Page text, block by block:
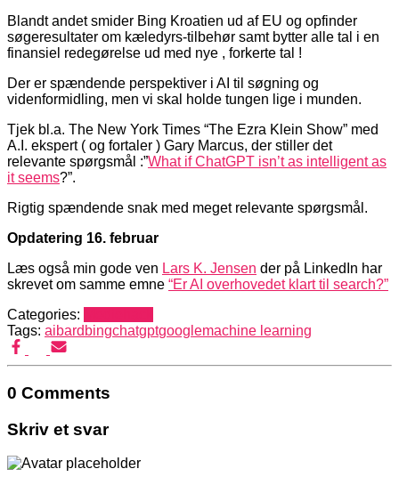
Blandt andet smider Bing Kroatien ud af EU og opfinder
søgeresultater om kæledyrs-tilbehør samt bytter alle tal i en
finansiel redegørelse ud med nye , forkerte tal !
Der er spændende perspektiver i AI til søgning og
videnformidling, men vi skal holde tungen lige i munden.
Tjek bl.a. The New York Times “The Ezra Klein Show” med
A.I. ekspert ( og fortaler ) Gary Marcus, der stiller det
relevante spørgsmål :”What if ChatGPT isn’t as intelligent as
it seems?”.
Rigtig spændende snak med meget relevante spørgsmål.
Opdatering 16. februar
Læs også min gode ven Lars K. Jensen der på LinkedIn har
skrevet om samme emne “Er AI overhovedet klart til search?”
Categories:
Tags: aibard bingchatgptgooglemachine learning
0 Comments
Skriv et svar